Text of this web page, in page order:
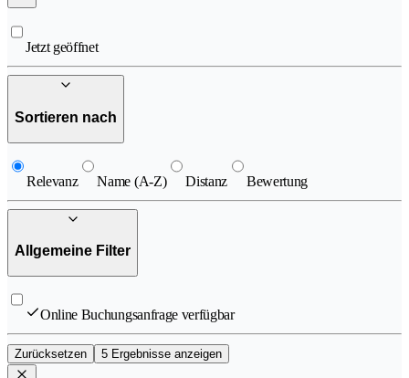
Jetzt geöffnet
Sortieren nach
Relevanz Name (A-Z) Distanz Bewertung
Allgemeine Filter
Online Buchungsanfrage verfügbar
Zurücksetzen 5 Ergebnisse anzeigen